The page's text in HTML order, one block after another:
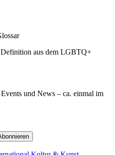
aus dem LGBTQ+
und News – ca. einmal im